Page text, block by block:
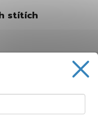
umožnili pohodlné
neustále zlepšovat
stítích